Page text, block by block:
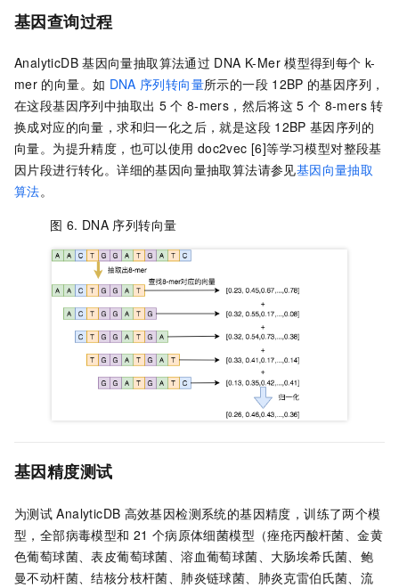
基因查询过程
AnalyticDB 基因向量抽取算法通过 DNA K-Mer 模型得到每个 k-
mer 的向量。如 DNA 序列转向量所示的一段 12BP 的基因序列，
在这段基因序列中抽取出 5 个 8-mers，然后将这 5 个 8-mers 转
换成对应的向量，求和归一化之后，就是这段 12BP 基因序列的
向量。为提升精度，也可以使用 doc2vec [6]等学习模型对整段基
因片段进行转化。详细的基因向量抽取算法请参见基因向量抽取
算法。
图 6. DNA 序列转向量
基因精度测试
为测试 AnalyticDB 高效基因检测系统的基因精度，训练了两个模
型，全部病毒模型和 21 个病原体细菌模型（痤疮丙酸杆菌、金黄
色葡萄球菌、表皮葡萄球菌、溶血葡萄球菌、大肠埃希氏菌、鲍
曼不动杆菌、结核分枝杆菌、肺炎链球菌、肺炎克雷伯氏菌、流